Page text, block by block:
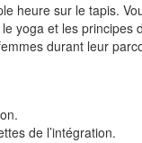
heure sur le tapis.
yoga et les principes
durant leur
de l’intégration.